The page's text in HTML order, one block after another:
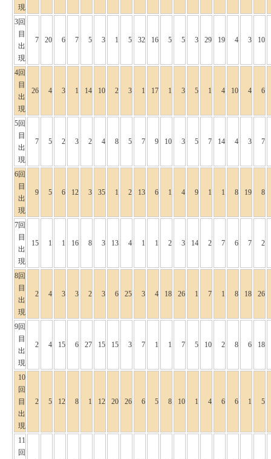
現
3回
目
出
現
7 20 6 7 5 3 1 5 32 16 5 5 3 29 19 4 3 10
4回
目
出
現
26 4 3 1 14 10 2 3 1 17 1 3 5 1 4 10 4 6
5回
目
出
現
7 5 2 3 2 4 8 5 7 9 10 3 5 7 14 4 3 7
6回
目
出
現
9 5 6 12 3 35 1 2 13 6 1 4 9 1 1 8 19 8
7回
目
出
現
15 1 1 16 8 3 13 4 1 1 2 3 14 2 7 6 7 2
8回
目
出
現
2 4 3 3 2 3 6 25 3 4 18 26 1 7 1 8 18 26
9回
目
出
現
2 4 15 6 27 15 15 3 7 1 1 7 5 10 2 8 6 18
10
回
目
出
現
2 5 12 8 1 12 20 26 6 5 8 10 1 4 6 6 1 5
11
回